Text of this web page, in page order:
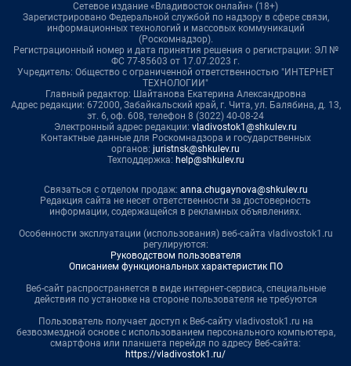
Сетевое издание «Владивосток онлайн» (18+)
Зарегистрировано Федеральной службой по надзору в сфере связи,
информационных технологий и массовых коммуникаций
(Роскомнадзор).
Регистрационный номер и дата принятия решения о регистрации: ЭЛ №
ФС 77-85603 от 17.07.2023 г.
Учредитель: Общество с ограниченной ответственностью "ИНТЕРНЕТ
ТЕХНОЛОГИИ"
Главный редактор: Шайтанова Екатерина Александровна
Адрес редакции: 672000, Забайкальский край, г. Чита, ул. Балябина, д. 13,
эт. 6, оф. 608, телефон 8 (3022) 40-08-24
Электронный адрес редакции: vladivostok1@shkulev.ru
Контактные данные для Роскомнадзора и государственных
органов: juristnsk@shkulev.ru
Техподдержка: help@shkulev.ru
Связаться с отделом продаж: anna.chugaynova@shkulev.ru
Редакция сайта не несет ответственности за достоверность
информации, содержащейся в рекламных объявлениях.
Особенности эксплуатации (использования) веб-сайта vladivostok1.ru
регулируются:
Руководством пользователя
Описанием функциональных характеристик ПО
Веб-сайт распространяется в виде интернет-сервиса, специальные
действия по установке на стороне пользователя не требуются
Пользователь получает доступ к Веб-сайту vladivostok1.ru на
безвозмездной основе с использованием персонального компьютера,
смартфона или планшета перейдя по адресу Веб-сайта:
https://vladivostok1.ru/